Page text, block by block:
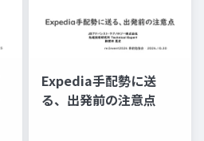
Expedia手配勢に送
る、出発前の注意点